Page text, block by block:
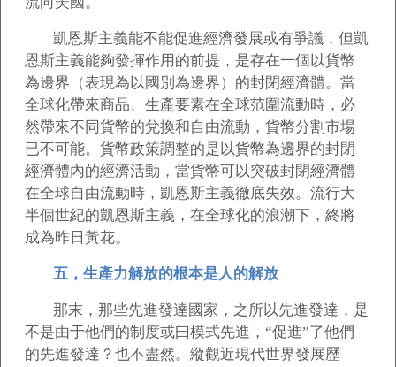
凱恩斯主義能不能促進經濟發展或有爭議，但凱
恩斯主義能夠發揮作用的前提，是存在一個以貨幣
為邊界（表現為以國別為邊界）的封閉經濟體。當
全球化帶來商品、生產要素在全球范圍流動時，必
然帶來不同貨幣的兌換和自由流動，貨幣分割市場
已不可能。貨幣政策調整的是以貨幣為邊界的封閉
經濟體內的經濟活動，當貨幣可以突破封閉經濟體
在全球自由流動時，凱恩斯主義徹底失效。流行大
半個世紀的凱恩斯主義，在全球化的浪潮下，終將
成為昨日黃花。
五，生產力解放的根本是人的解放
那末，那些先進發達國家，之所以先進發達，是
不是由于他們的制度或曰模式先進，“促進”了他們
的先進發達？也不盡然。縱觀近現代世界發展歷